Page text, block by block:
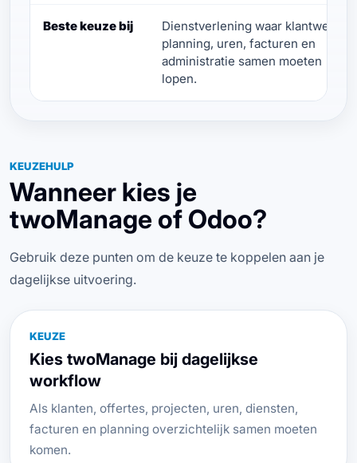
Beste keuze bij
Dienstverlening waar klantwerk,
planning, uren, facturen en
administratie samen moeten
lopen.
KEUZEHULP
Wanneer kies je
twoManage of Odoo?
Gebruik deze punten om de keuze te koppelen aan je
dagelijkse uitvoering.
KEUZE
Kies twoManage bij dagelijkse
workflow
Als klanten, offertes, projecten, uren, diensten,
facturen en planning overzichtelijk samen moeten
komen.